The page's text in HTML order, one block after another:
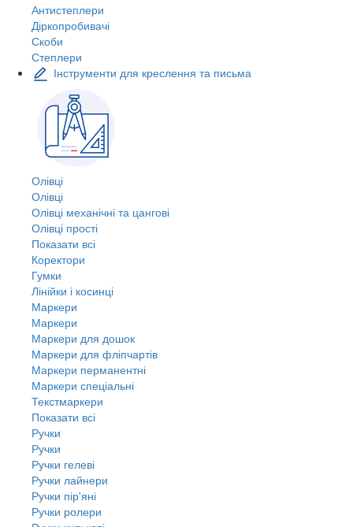
Антистеплери
Діркопробивачі
Скоби
Степлери
Інструменти для креслення та письма
Олівці
Олівці
Олівці механічні та цангові
Олівці прості
Показати всі
Коректори
Гумки
Лінійки і косинці
Маркери
Маркери
Маркери для дошок
Маркери для фліпчартів
Маркери перманентні
Маркери спеціальні
Текстмаркери
Показати всі
Ручки
Ручки
Ручки гелеві
Ручки лайнери
Ручки пір'яні
Ручки ролери